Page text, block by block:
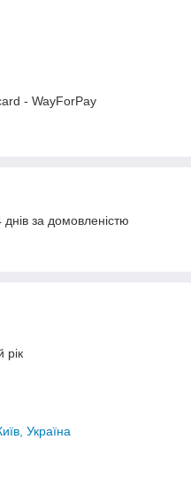
- WayForPay
за домовленістю
рік
Україна